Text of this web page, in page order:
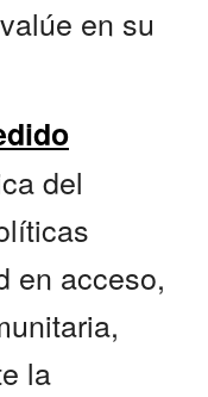
en su
del
en acceso,
la